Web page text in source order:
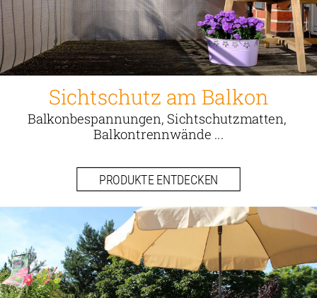
Sichtschutz am Balkon
Balkonbespannungen, Sichtschutzmatten,
Balkontrennwände ...
PRODUKTE ENTDECKEN